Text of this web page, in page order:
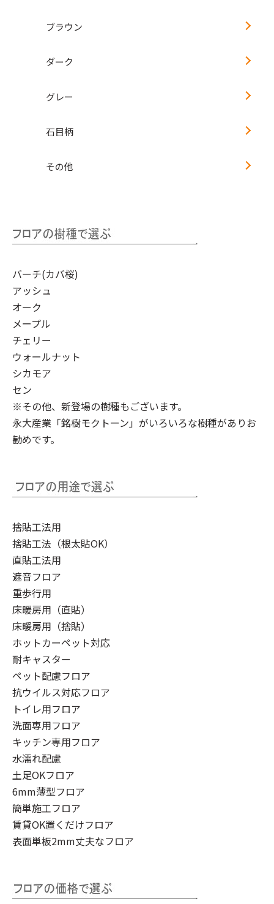
ブラウン
ダーク
グレー
石目柄
その他
バーチ(カバ桜)
アッシュ
オーク
メープル
チェリー
ウォールナット
シカモア
セン
※その他、新登場の樹種もございます。
永大産業「銘樹モクトーン」 がいろいろな樹種がありお
勧めです。
捨貼工法用
捨貼工法（根太貼OK）
直貼工法用
遮音フロア
重歩行用
床暖房用（直貼）
床暖房用（捨貼）
ホットカーペット対応
耐キャスター
ペット配慮フロア
抗ウイルス対応フロア
トイレ用フロア
洗面専用フロア
キッチン専用フロア
水濡れ配慮
土足OKフロア
6mm薄型フロア
簡単施工フロア
賃貸OK置くだけフロア
表面単板2mm丈夫なフロア